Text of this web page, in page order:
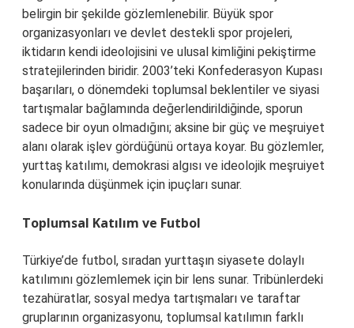
belirgin bir şekilde gözlemlenebilir. Büyük spor
organizasyonları ve devlet destekli spor projeleri,
iktidarın kendi ideolojisini ve ulusal kimliğini pekiştirme
stratejilerinden biridir. 2003’teki Konfederasyon Kupası
başarıları, o dönemdeki toplumsal beklentiler ve siyasi
tartışmalar bağlamında değerlendirildiğinde, sporun
sadece bir oyun olmadığını; aksine bir güç ve meşruiyet
alanı olarak işlev gördüğünü ortaya koyar. Bu gözlemler,
yurttaş katılımı, demokrasi algısı ve ideolojik meşruiyet
konularında düşünmek için ipuçları sunar.
Toplumsal Katılım ve Futbol
Türkiye’de futbol, sıradan yurttaşın siyasete dolaylı
katılımını gözlemlemek için bir lens sunar. Tribünlerdeki
tezahüratlar, sosyal medya tartışmaları ve taraftar
gruplarının organizasyonu, toplumsal katılımın farklı